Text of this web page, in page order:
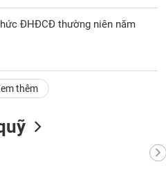
ĐHĐCĐ thường niên năm
thêm